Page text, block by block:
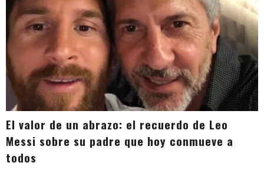
El valor de un abrazo: el recuerdo de Leo
Messi sobre su padre que hoy conmueve a
todos